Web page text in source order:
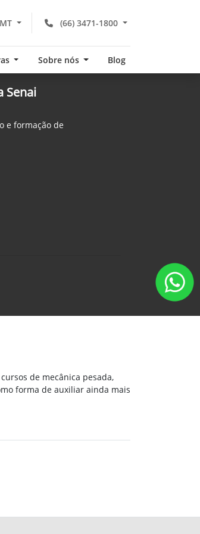
(66) 3471-1800
Sobre nós Blog
Senai
e formação de
de mecânica pesada,
forma de auxiliar ainda mais